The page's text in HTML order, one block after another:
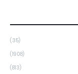
(35)
(1908)
(813)